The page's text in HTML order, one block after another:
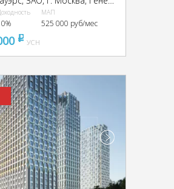
МАП
525 000 руб/мес
pуб
УСН